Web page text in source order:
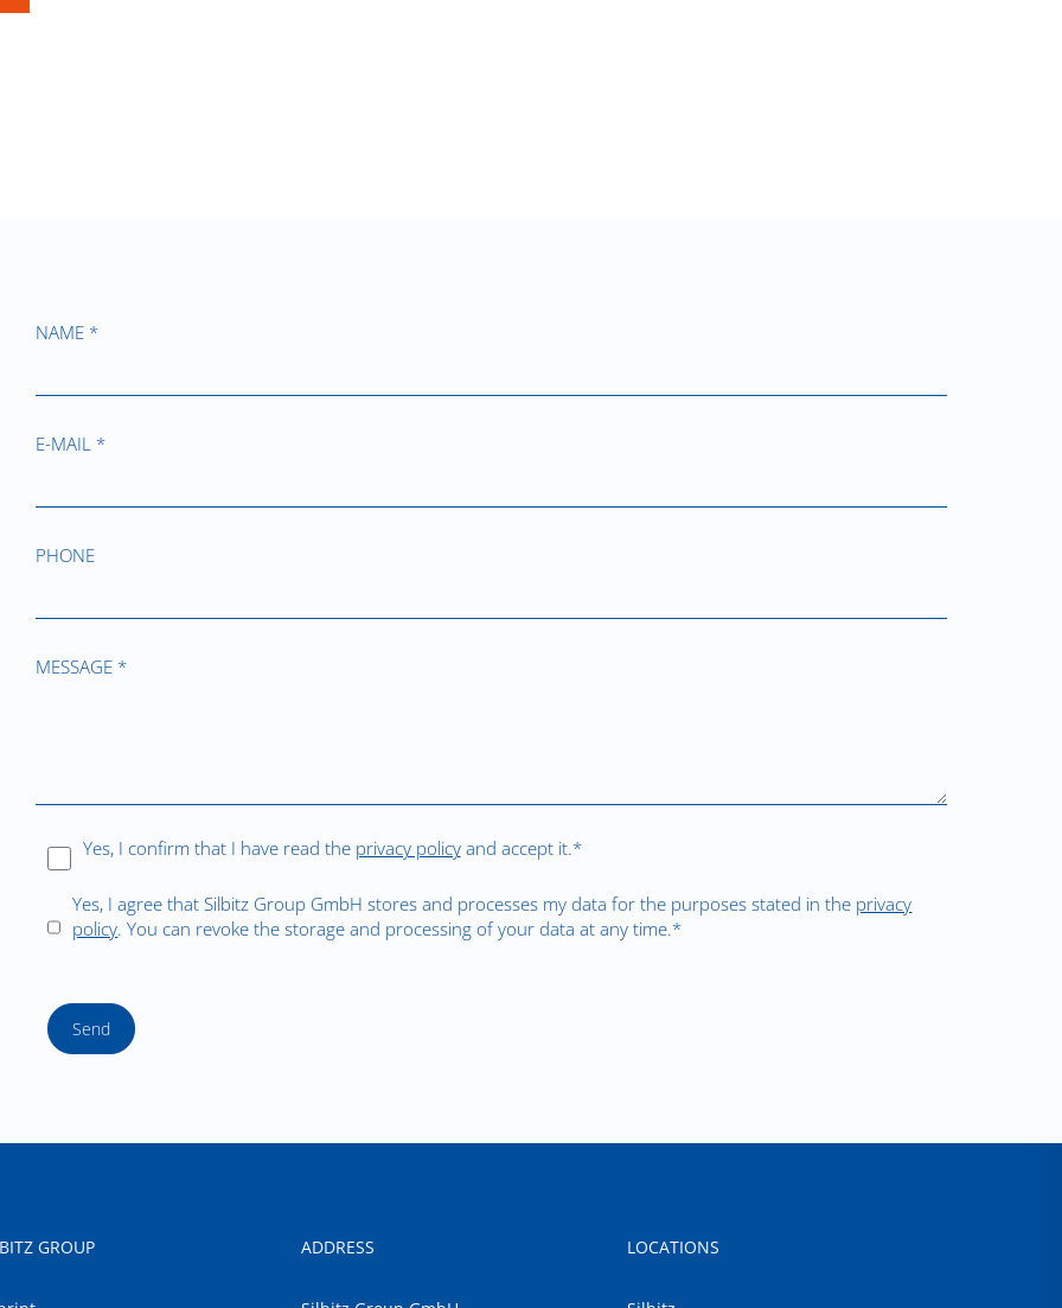
NAME *
E-MAIL *
PHONE
MESSAGE *
Yes, I confirm that I have read the privacy policyand accept it.*
Yes, I agree that Silbitz Group GmbH stores and processes my data for the purposes stated in the privacy
policy. You can revoke the storage and processing of your data at any time.*
Send
GROUP ADDRESS LOCATIONS